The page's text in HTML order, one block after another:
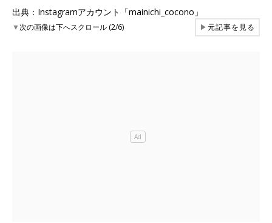
出典：Instagramアカウント「mainichi_cocono」
▼次の画像は下へスクロール (2/6) ▶元記事を見る